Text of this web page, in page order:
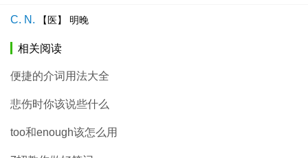
C. N. 【医】 明晚
相关阅读
便捷的介词用法大全
悲伤时你该说些什么
too和enough该怎么用